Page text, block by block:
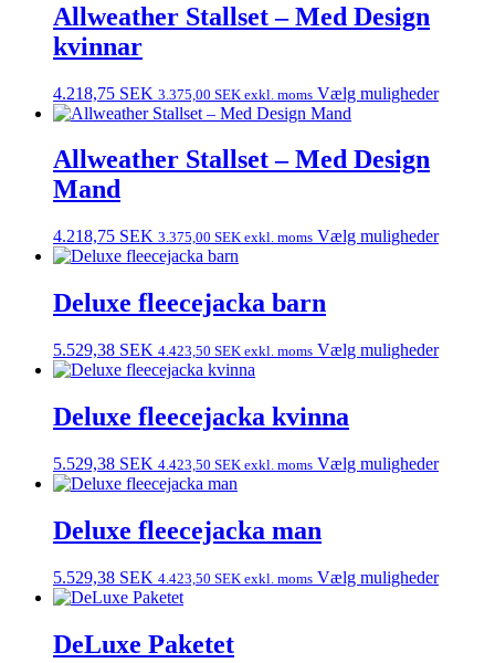
Allweather Stallset – Med Design
kvinnar
4.218,75 SEK 3.375,00 SEK exkl. moms Vælg muligheder
Allweather Stallset – Med Design
Mand
4.218,75 SEK 3.375,00 SEK exkl. moms Vælg muligheder
Deluxe fleecejacka barn
5.529,38 SEK 4.423,50 SEK exkl. moms Vælg muligheder
Deluxe fleecejacka kvinna
5.529,38 SEK 4.423,50 SEK exkl. moms Vælg muligheder
Deluxe fleecejacka man
5.529,38 SEK 4.423,50 SEK exkl. moms Vælg muligheder
DeLuxe Paketet